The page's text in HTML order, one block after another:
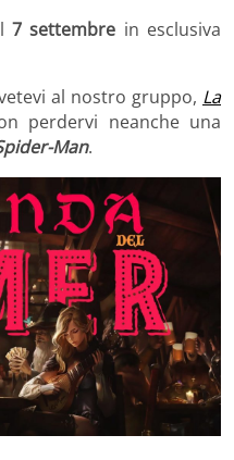
7 settembre in esclusiva
al nostro gruppo, La
perdervi neanche una
Man.